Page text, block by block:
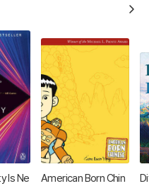
Is Ne
American Born Chin